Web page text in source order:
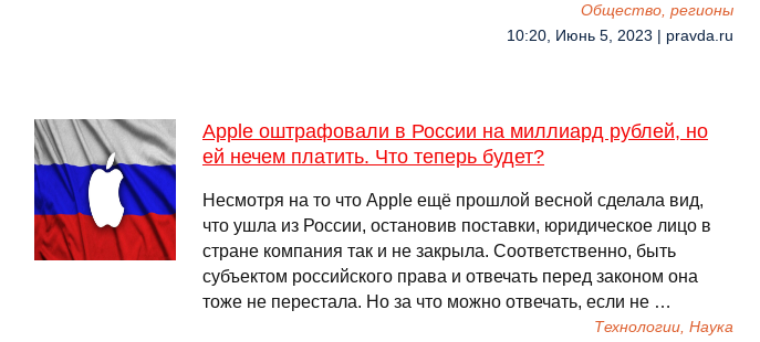
Общество, регионы
10:20, Июнь 5, 2023 | pravda.ru
Apple оштрафовали в России на миллиард рублей, но
ей нечем платить. Что теперь будет?
Несмотря на то что Apple ещё прошлой весной сделала вид,
что ушла из России, остановив поставки, юридическое лицо в
стране компания так и не закрыла. Соответственно, быть
субъектом российского права и отвечать перед законом она
тоже не перестала. Но за что можно отвечать, если не …
Технологии, Наука